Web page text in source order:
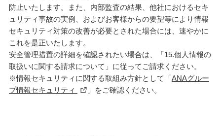
防止いたします。また、内部監査の結果、他社におけるセキ
ュリティ事故の実例、およびお客様からの要望等により情報
セキュリティ対策の改善が必要とされた場合には、速やかに
これを是正いたします。
安全管理措置の詳細を確認されたい場合は、「15.個人情報の
取扱いに関する請求について」に従ってご請求ください。
※情報セキュリティに関する取組み方針として「ANAグルー
プ情報セキュリティ
」をご確認ください。